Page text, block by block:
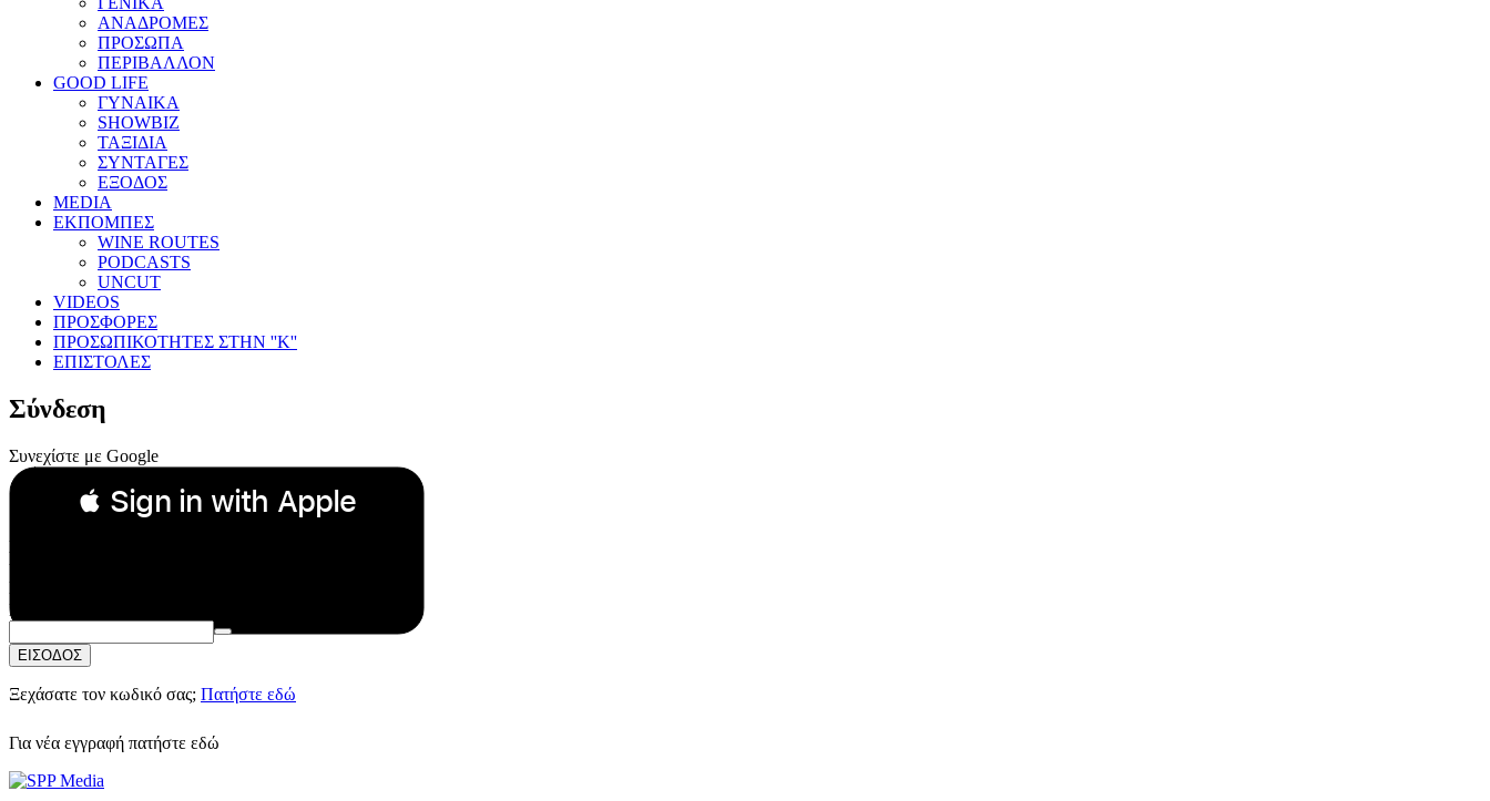
ΑΝΑΔΡΟΜΕΣ
ΠΡΟΣΩΠΑ
ΠΕΡΙΒΑΛΛΟΝ
GOOD LIFE
ΓΥΝΑΙΚΑ
SHOWBIZ
ΤΑΞΙΔΙΑ
ΣΥΝΤΑΓΕΣ
ΕΞΟΔΟΣ
MEDIA
ΕΚΠΟΜΠΕΣ
WINE ROUTES
PODCASTS
UNCUT
VIDEOS
ΠΡΟΣΦΟΡΕΣ
ΠΡΟΣΩΠΙΚΟΤΗΤΕΣ ΣΤΗΝ ''Κ''
ΕΠΙΣΤΟΛΕΣ
Σύνδεση
Συνεχίστε με Google
 Sign in with Apple
Συνεχίστε με Apple
ή
Email:
Κωδικός Πρόσβασης:
ΕΙΣΟΔΟΣ
Ξεχάσατε τον κωδικό σας; Πατήστε εδώ
Για νέα εγγραφή πατήστε εδώ